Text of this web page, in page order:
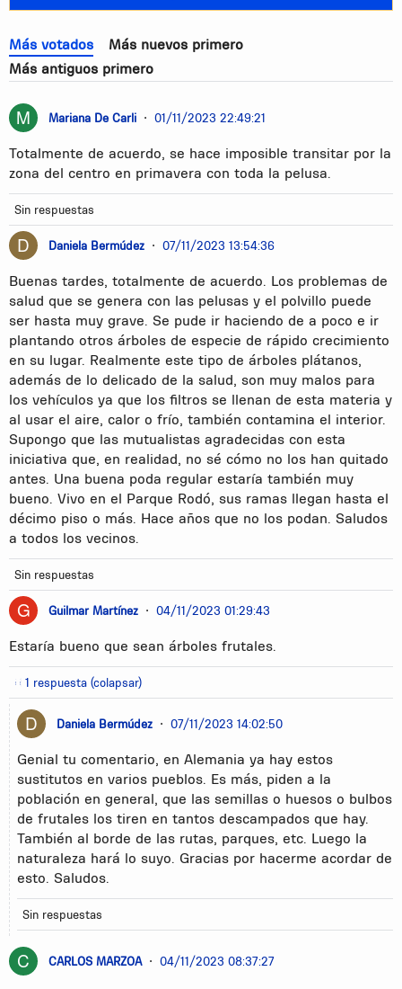
Más votados
Más nuevos primero
Más antiguos primero
Mariana De Carli • 01/11/2023 22:49:21
Totalmente de acuerdo, se hace imposible transitar por la
zona del centro en primavera con toda la pelusa.
Sin respuestas
Daniela Bermúdez • 07/11/2023 13:54:36
Buenas tardes, totalmente de acuerdo. Los problemas de
salud que se genera con las pelusas y el polvillo puede
ser hasta muy grave. Se pude ir haciendo de a poco e ir
plantando otros árboles de especie de rápido crecimiento
en su lugar. Realmente este tipo de árboles plátanos,
además de lo delicado de la salud, son muy malos para
los vehículos ya que los filtros se llenan de esta materia y
al usar el aire, calor o frío, también contamina el interior.
Supongo que las mutualistas agradecidas con esta
iniciativa que, en realidad, no sé cómo no los han quitado
antes. Una buena poda regular estaría también muy
bueno. Vivo en el Parque Rodó, sus ramas llegan hasta el
décimo piso o más. Hace años que no los podan. Saludos
a todos los vecinos.
Sin respuestas
Guilmar Martínez • 04/11/2023 01:29:43
Estaría bueno que sean árboles frutales.
1 respuesta (colapsar)
Daniela Bermúdez • 07/11/2023 14:02:50
Genial tu comentario, en Alemania ya hay estos
sustitutos en varios pueblos. Es más, piden a la
población en general, que las semillas o huesos o bulbos
de frutales los tiren en tantos descampados que hay.
También al borde de las rutas, parques, etc. Luego la
naturaleza hará lo suyo. Gracias por hacerme acordar de
esto. Saludos.
Sin respuestas
CARLOS MARZOA• 04/11/2023 08:37:27